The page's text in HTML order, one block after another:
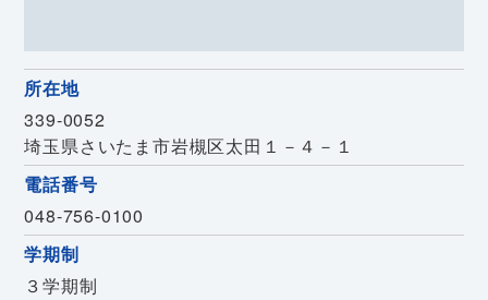
所在地
339-0052
埼玉県さいたま市岩槻区太田１－４－１
電話番号
048-756-0100
学期制
３学期制